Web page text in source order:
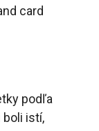
card
podľa
boli istí,